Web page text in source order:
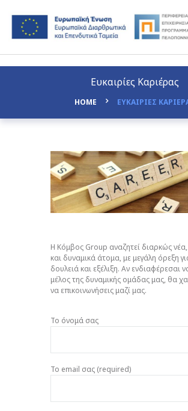
Ευκαιρίες Καριέρας
HOME ΕΥΚΑΙΡΙΕΣ
Η Κόμβος Group αναζητεί διαρκώς νέα,
και δυναμικά άτομα, με μεγάλη όρεξη
δουλειά και εξέλιξη. Αν ενδιαφέρεσαι
μέλος της δυναμικής ομάδας μας, θα
να επικοινωνήσεις μαζί μας.
Το όνομά σας
Το email σας (required)